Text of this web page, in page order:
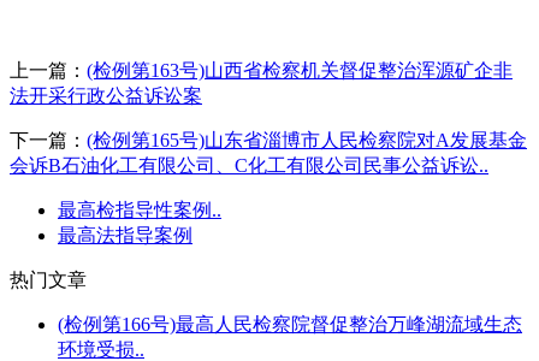
上一篇： (检例第163号)山西省检察机关督促整治浑源矿企非
法开采行政公益诉讼案
下一篇： (检例第165号)山东省淄博市人民检察院对A发展基金
会诉B石油化工有限公司、C化工有限公司民事公益诉讼..
最高检指导性案例..
最高法指导案例
热门文章
(检例第166号)最高人民检察院督促整治万峰湖流域生态
环境受损..